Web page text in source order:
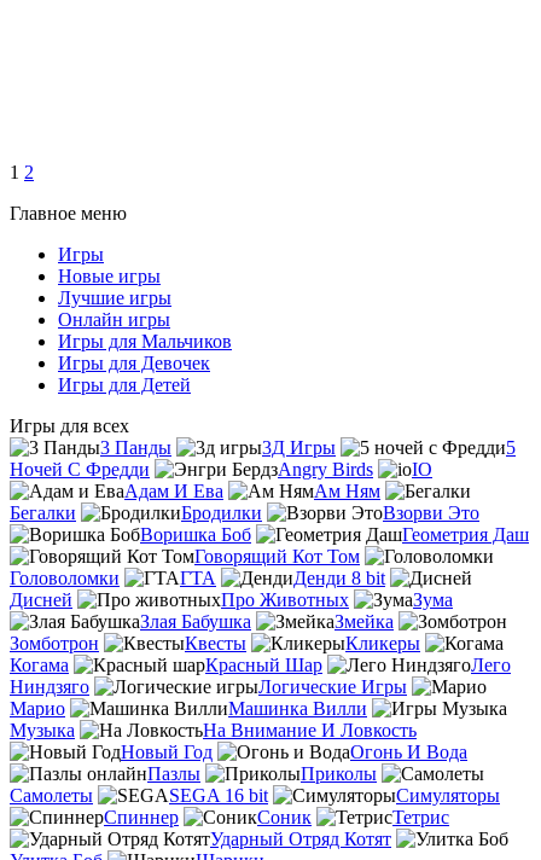
1 2
Главное меню
Игры
Новые игры
Лучшие игры
Онлайн игры
Игры для Мальчиков
Игры для Девочек
Игры для Детей
Игры для всех
3 Панды
3Д Игры
5
Ночей С Фредди
Angry Birds
IO
Адам И Ева
Ам Ням
Бегалки
Бродилки
Взорви Это
Воришка Боб
Геометрия Даш
Говорящий Кот Том
Головоломки
ГТА
Денди 8 bit
Дисней
Про Животных
Зума
Злая Бабушка
Змейка
Зомботрон
Квесты
Кликеры
Когама
Красный Шар
Лего
Ниндзяго
Логические Игры
Марио
Машинка Вилли
Музыка
На Внимание И Ловкость
Новый Год
Огонь И Вода
Пазлы
Приколы
Самолеты
SEGA 16 bit
Симуляторы
Спиннер
Соник
Тетрис
Ударный Отряд Котят